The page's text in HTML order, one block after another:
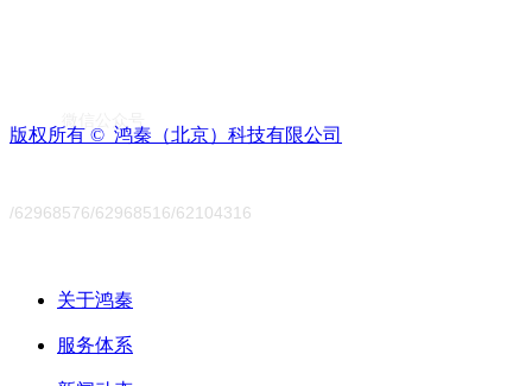
微信公众号
版权所有 © 鸿秦（北京）科技有限公司
/62968576/62968516/62104316
关于鸿秦
服务体系